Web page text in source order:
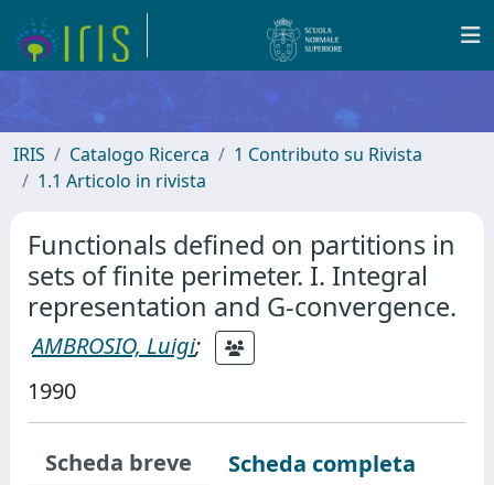
IRIS Catalogo Ricerca
1 Contributo su Rivista
1.1 Articolo in rivista
Functionals defined on partitions in
sets of finite perimeter. I. Integral
representation and G-convergence.
AMBROSIO, Luigi;
1990
Scheda breve
Scheda completa